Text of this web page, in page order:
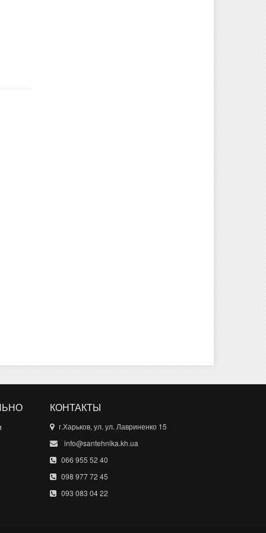
КОНТАКТЫ
г.Харьков, ул. ул. Лавриненко 15
info@santehnika.kh.ua
066 955 52 40
098 977 72 45
093 083 04 22